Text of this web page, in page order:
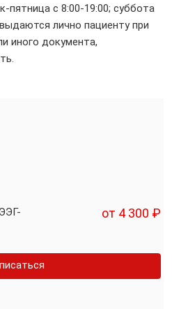
пятница с 8:00-19:00; суббота
лично пациенту при
иного документа,
от 4 300 ₽